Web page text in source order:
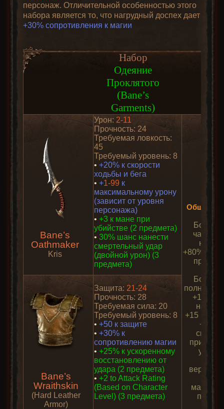
персонаж. Отличительной особенностью этого
набора является то, что нагрудный доспех дает
+30% сопротивления к магии
Набор
Одеяние
Проклятого
(Bane’s
Garments)
Bane’s
Oathmaker
Kris
Урон: 2-11
Прочность: 24
Требуемая ловкость:
45
Требуемый уровень: 8
• +20% к скорости
ходьбы и бега
• +1-99 к
максимальному урону
(зависит от уровня
персонажа)
• +3 к мане при
убийстве (2 предмета)
• 30% шанс нанести
смертельный удар
(двойной урон) (3
предмета)
Общий
Бонус
+80% к
Бонус
полном
+1 ко
+15 к
+25%
40% к
найти
Bane’s
Wraithskin
(Hard Leather
Armor)
Защита: 21-24
Прочность: 28
Требуемая сила: 20
Требуемый уровень: 8
• +50 к защите
• +30% к
сопротивлению магии
• +25% к ускоренному
восстановлению от
удара (2 предмета)
• +2 to Attack Rating
(Based on Character
Level) (3 предмета)